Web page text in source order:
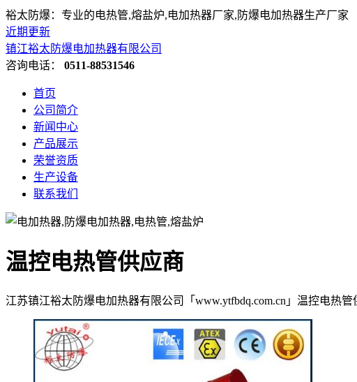
裕太防爆：专业的电热管,熔盐炉,电加热器厂家,防爆电加热器生产厂家
近期更新
镇江裕太防爆电加热器有限公司
咨询电话： 0511-88531546
首页
公司简介
新闻中心
产品展示
荣誉资质
生产设备
联系我们
温控电热管供应商
江苏镇江裕太防爆电加热器有限公司「www.ytfbdq.com.cn」温控电热